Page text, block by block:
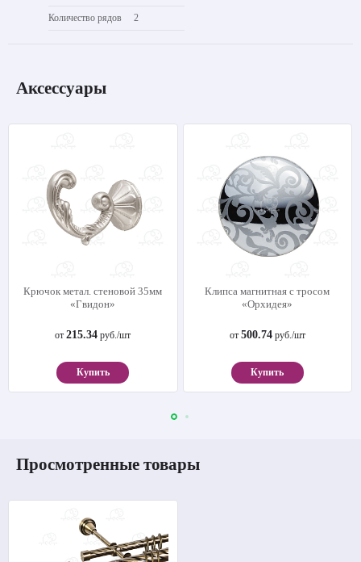
Количество рядов 2
Аксессуары
Крючок метал. стеновой 35мм
«Гвидон»
от215.34 руб./шт
Купить
Клипса магнитная с тросом
«Орхидея»
от 500.74руб./шт
Купить
Просмотренные товары